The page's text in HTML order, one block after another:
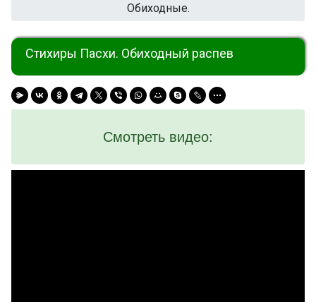
Обиходные.
Стихиры Пасхи. Обиходный распев
Смотреть видео: